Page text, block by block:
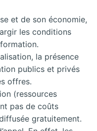
et de son économie,
les conditions
la présence
publics et privés
offres.
(ressources
pas de coûts
gratuitement.